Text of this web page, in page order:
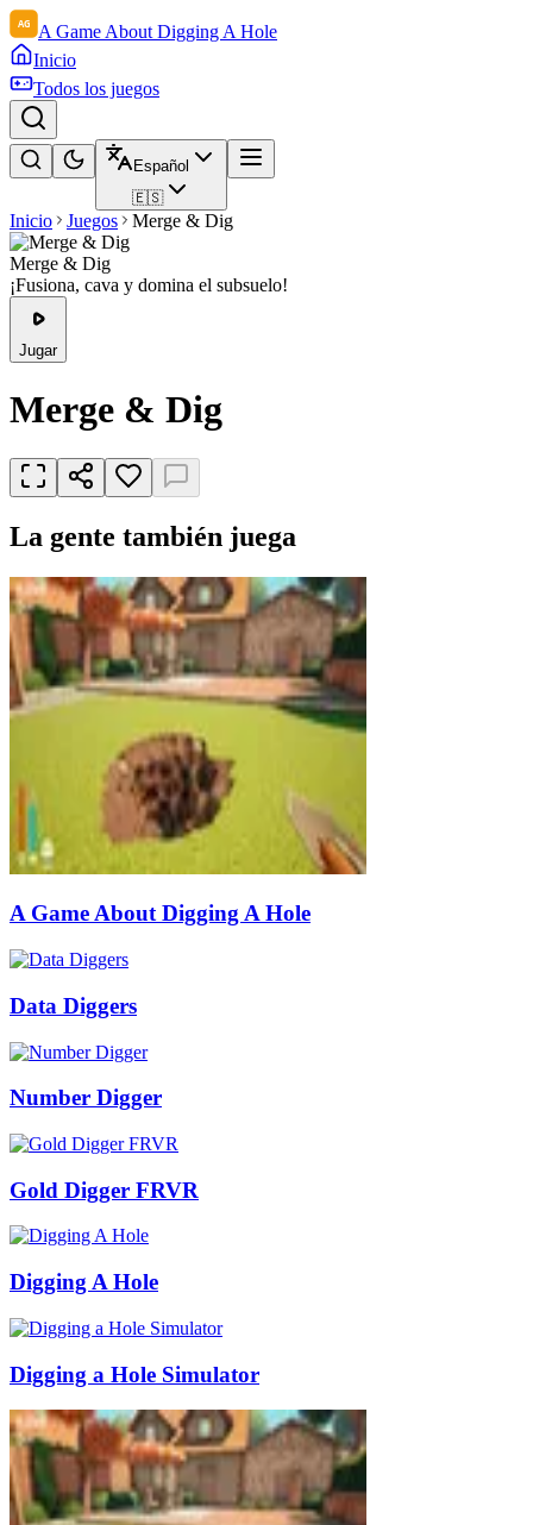
A Game About Digging A Hole
Inicio
Todos los juegos
Español
🇪🇸
Inicio Juegos Merge & Dig
Merge & Dig
¡Fusiona, cava y domina el subsuelo!
Jugar
Merge & Dig
La gente también juega
A Game About Digging A Hole
Data Diggers
Number Digger
Gold Digger FRVR
Digging A Hole
Digging a Hole Simulator